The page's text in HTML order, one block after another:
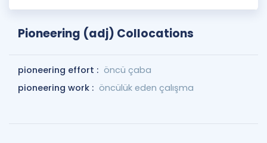
Pioneering (adj) Collocations
pioneering effort : öncü çaba
pioneering work : öncülük eden çalışma